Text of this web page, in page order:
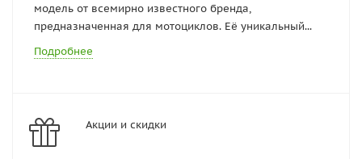
модель от всемирно известного бренда,
предназначенная для мотоциклов. Её уникальный...
Подробнее
Акции и скидки